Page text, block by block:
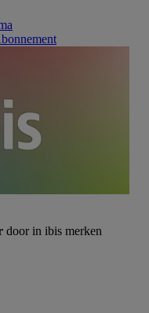
door in ibis merken